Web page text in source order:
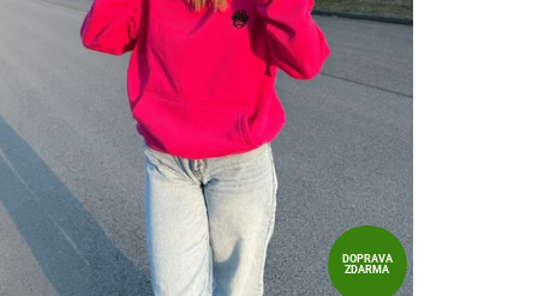
DOPRAVA
ZDARMA